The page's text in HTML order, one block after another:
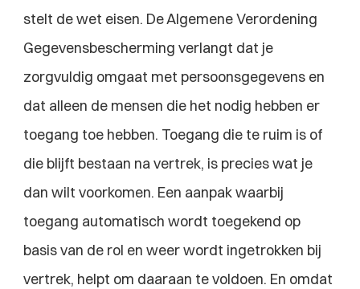
stelt de wet eisen. De Algemene Verordening
Gegevensbescherming verlangt dat je
zorgvuldig omgaat met persoonsgegevens en
dat alleen de mensen die het nodig hebben er
toegang toe hebben. Toegang die te ruim is of
die blijft bestaan na vertrek, is precies wat je
dan wilt voorkomen. Een aanpak waarbij
toegang automatisch wordt toegekend op
basis van de rol en weer wordt ingetrokken bij
vertrek, helpt om daaraan te voldoen. En omdat